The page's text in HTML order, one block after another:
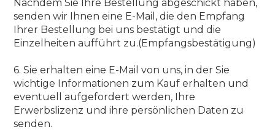
Nachdem Sie Ihre Bestellung abgeschickt haben,
senden wir Ihnen eine E-Mail, die den Empfang
Ihrer Bestellung bei uns bestätigt und die
Einzelheiten aufführt zu.(Empfangsbestätigung)
6. Sie erhalten eine E-Mail von uns, in der Sie
wichtige Informationen zum Kauf erhalten und
eventuell aufgefordert werden, Ihre
Erwerbslizenz und ihre persönlichen Daten zu
senden.